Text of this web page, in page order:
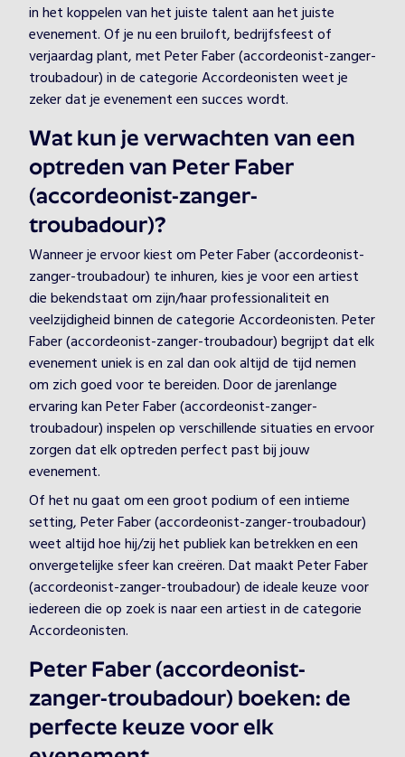
in het koppelen van het juiste talent aan het juiste
evenement. Of je nu een bruiloft, bedrijfsfeest of
verjaardag plant, met Peter Faber (accordeonist-zanger-
troubadour) in de categorie Accordeonisten weet je
zeker dat je evenement een succes wordt.
Wat kun je verwachten van een
optreden van Peter Faber
(accordeonist-zanger-
troubadour)?
Wanneer je ervoor kiest om Peter Faber (accordeonist-
zanger-troubadour) te inhuren, kies je voor een artiest
die bekendstaat om zijn/haar professionaliteit en
veelzijdigheid binnen de categorie Accordeonisten. Peter
Faber (accordeonist-zanger-troubadour) begrijpt dat elk
evenement uniek is en zal dan ook altijd de tijd nemen
om zich goed voor te bereiden. Door de jarenlange
ervaring kan Peter Faber (accordeonist-zanger-
troubadour) inspelen op verschillende situaties en ervoor
zorgen dat elk optreden perfect past bij jouw
evenement.
Of het nu gaat om een groot podium of een intieme
setting, Peter Faber (accordeonist-zanger-troubadour)
weet altijd hoe hij/zij het publiek kan betrekken en een
onvergetelijke sfeer kan creëren. Dat maakt Peter Faber
(accordeonist-zanger-troubadour) de ideale keuze voor
iedereen die op zoek is naar een artiest in de categorie
Accordeonisten.
Peter Faber (accordeonist-
zanger-troubadour) boeken: de
perfecte keuze voor elk